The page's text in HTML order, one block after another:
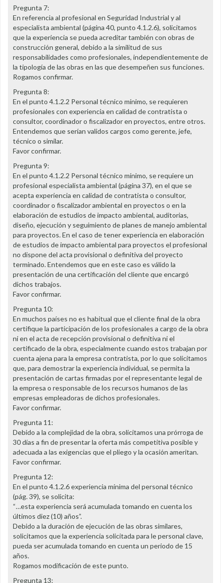
Pregunta 7:
En referencia al profesional en Seguridad Industrial y al
especialista ambiental (página 40, punto 4.1.2.6), solicitamos
que la experiencia se pueda acreditar también con obras de
construcción general, debido a la similitud de sus
responsabilidades como profesionales, independientemente de
la tipología de las obras en las que desempeñen sus funciones.
Rogamos confirmar.
Pregunta 8:
En el punto 4.1.2.2 Personal técnico mínimo, se requieren
profesionales con experiencia en calidad de contratista o
consultor, coordinador o fiscalizador en proyectos, entre otros.
Entendemos que serían validos cargos como gerente, jefe,
técnico o similar.
Favor confirmar.
Pregunta 9:
En el punto 4.1.2.2 Personal técnico mínimo, se requiere un
profesional especialista ambiental (página 37), en el que se
acepta experiencia en calidad de contratista o consultor,
coordinador o fiscalizador ambiental en proyectos o en la
elaboración de estudios de impacto ambiental, auditorias,
diseño, ejecución y seguimiento de planes de manejo ambiental
para proyectos. En el caso de tener experiencia en elaboración
de estudios de impacto ambiental para proyectos el profesional
no dispone del acta provisional o definitiva del proyecto
terminado. Entendemos que en este caso es válido la
presentación de una certificación del cliente que encargó
dichos trabajos.
Favor confirmar.
Pregunta 10:
En muchos países no es habitual que el cliente final de la obra
certifique la participación de los profesionales a cargo de la obra
ni en el acta de recepción provisional o definitiva ni el
certificado de la obra, especialmente cuando estos trabajan por
cuenta ajena para la empresa contratista, por lo que solicitamos
que, para demostrar la experiencia individual, se permita la
presentación de cartas firmadas por el representante legal de
la empresa o responsable de los recursos humanos de las
empresas empleadoras de dichos profesionales.
Favor confirmar.
Pregunta 11:
Debido a la complejidad de la obra, solicitamos una prórroga de
30 días a fin de presentar la oferta más competitiva posible y
adecuada a las exigencias que el pliego y la ocasión ameritan.
Favor confirmar.
Pregunta 12:
En el punto 4.1.2.6 experiencia mínima del personal técnico
(pág. 39), se solicita:
“…esta experiencia será acumulada tomando en cuenta los
últimos diez (10) años”.
Debido a la duración de ejecución de las obras similares,
solicitamos que la experiencia solicitada para le personal clave,
pueda ser acumulada tomando en cuenta un periodo de 15
años.
Rogamos modificación de este punto.
Pregunta 13: